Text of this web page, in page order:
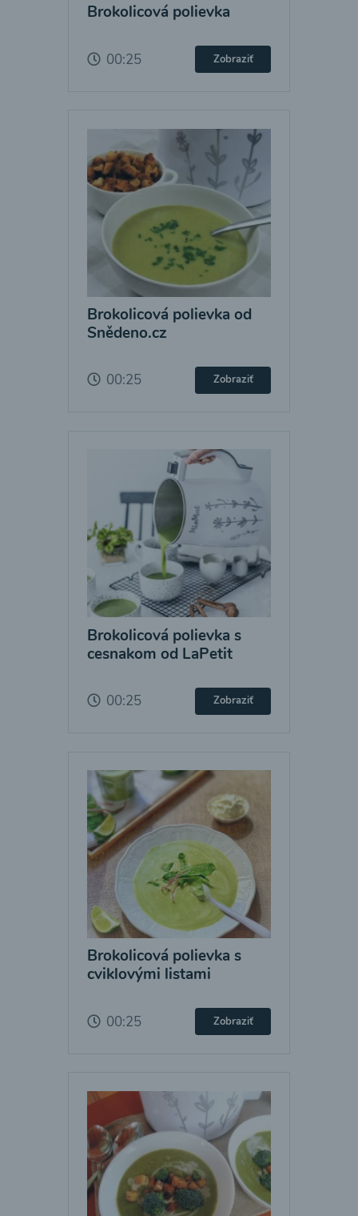
Brokolicová polievka
00:25 Zobraziť
Brokolicová polievka od
Snědeno.cz
00:25 Zobraziť
Brokolicová polievka s
cesnakom od LaPetit
00:25 Zobraziť
Brokolicová polievka s
cviklovými listami
00:25 Zobraziť